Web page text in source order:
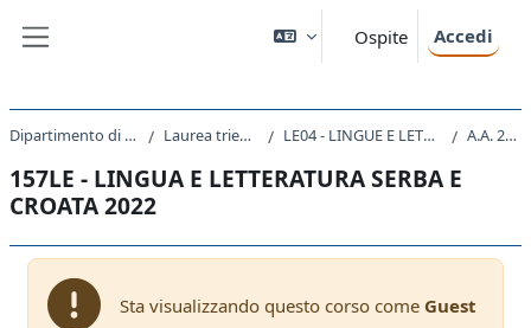
Ospite Accedi
Dipartimento di Studi Umanistici Laurea triennale (DM270) LE04 - LINGUE E LETTERATURE STRANIERE A.A. 2022 - 2023
157LE - LINGUA E LETTERATURA SERBA E
CROATA 2022
Sta visualizzando questo corso come Guest